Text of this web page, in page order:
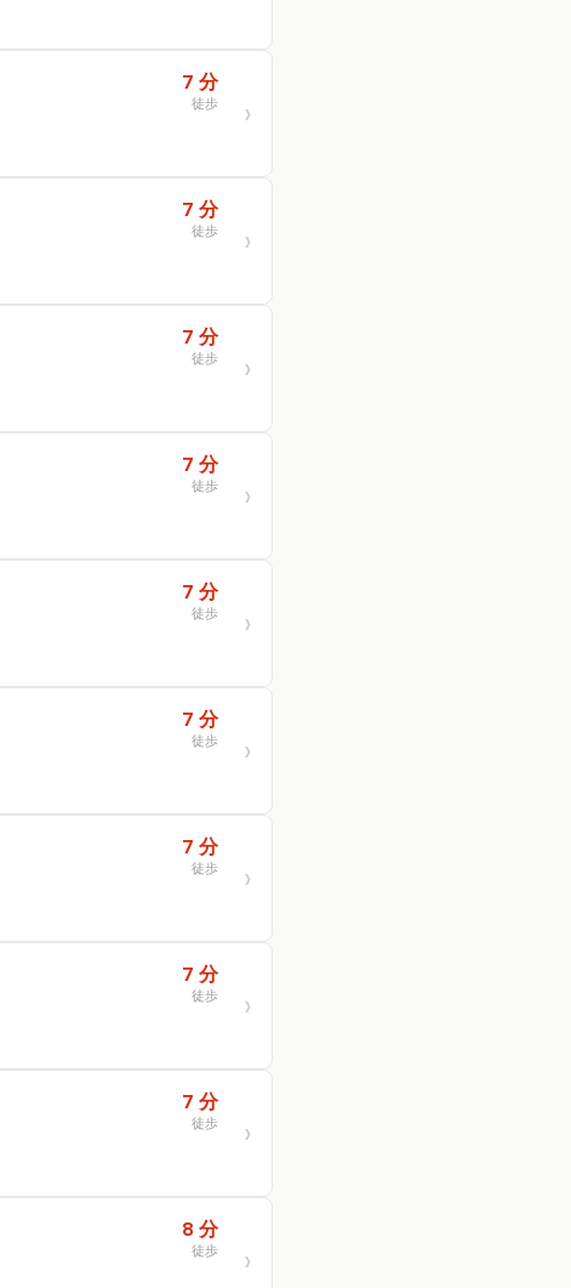
7 分
徒歩
7 分
徒歩
7 分
徒歩
7 分
徒歩
7 分
徒歩
7 分
徒歩
7 分
徒歩
7 分
徒歩
7 分
徒歩
8 分
徒歩